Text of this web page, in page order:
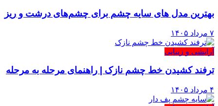
بهترین مدل های سایه چشم برای چشم‌های درشت و ریز
۷ مرداد ۱۴۰۵
آرایشی و زیبایی
ترفند کشیدن خط چشم نازک | راهنمای مرحله به مرحله
۴ مرداد ۱۴۰۵